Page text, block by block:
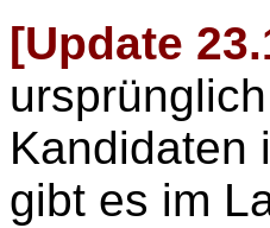
[Update
Kandidaten
gibt es im